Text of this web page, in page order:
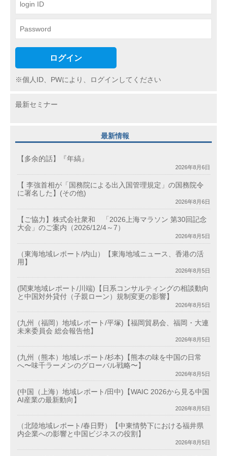
ン
ログイン
※個人ID、PWにより、ログインしてください
最新セミナー
最新情報
【多余的話】『年縞』
2026年8月6日
【 李強首相が「国務院による出入国管理規定」の国務院令
に署名した】(その他)
2026年8月6日
【ご協力】株式会社衆和 「2026上海マラソン 第30回記念
大会」のご案内（2026/12/4～7）
2026年8月5日
（東海地域レポート/内山）【東海地域ニュース、香港の活
用】
2026年8月5日
(関東地域レポート/川端)【日系コンサルティングの相談動向
と中国対外貸付（子親ローン）規制変更の影響】
2026年8月5日
(九州（福岡）地域レポート/平塚)【福岡貿易会、福岡・大連
未来委員会 総会報告他】
2026年8月5日
(九州（熊本）地域レポート/杉本)【熊本の味を中国の日常
へ〜味千ラーメンのグローバル戦略〜】
2026年8月5日
(中国（上海）地域レポート/田中)【WAIC 2026から見る中国
AI産業の最新動向】
2026年8月5日
（北陸地域レポート/春日野）【中東情勢下における福井県
内企業への影響と中国ビジネスの役割】
2026年8月5日